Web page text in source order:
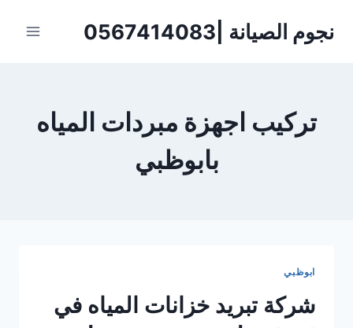
نجوم الصيانة |0567414083
تركيب اجهزة مبردات المياه
بابوظبي
ابوظبي
شركة تبريد خزانات المياه في